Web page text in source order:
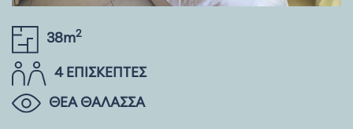
38m2
4 ΕΠΙΣΚΕΠΤΕΣ
ΘΕΑ ΘΑΛΑΣΣΑ